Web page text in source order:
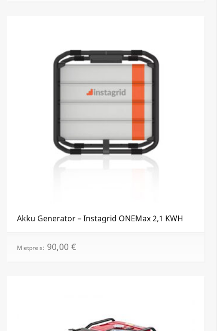
Akku Generator – Instagrid ONEMax 2,1 KWH
Mietpreis: 90,00 €